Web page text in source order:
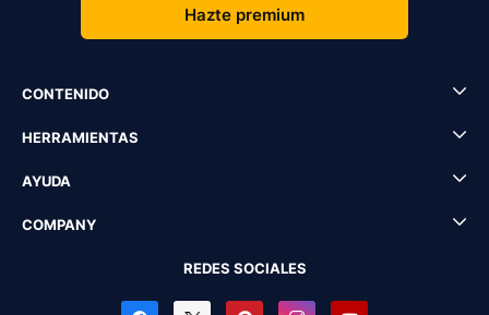
Hazte premium
CONTENIDO
HERRAMIENTAS
AYUDA
COMPANY
REDES SOCIALES